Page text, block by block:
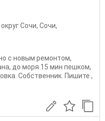
Сочи, Сочи,
с новым ремонтом,
до моря 15 мин пешком,
Собственник. Пишите ,